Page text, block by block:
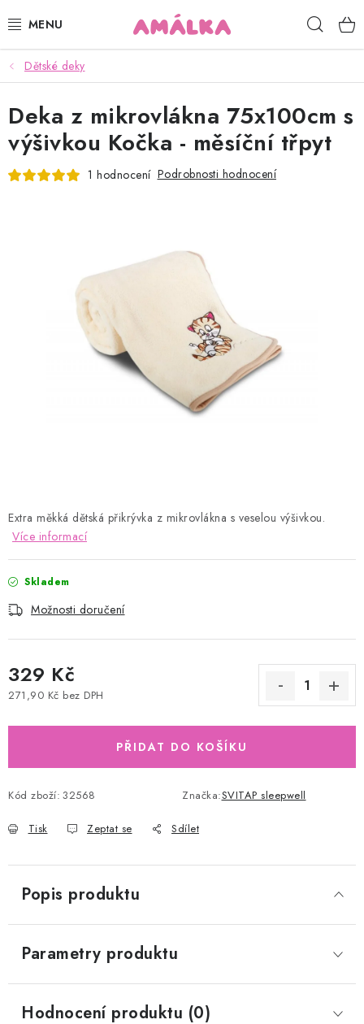
na
KOJENECKÉ, DĚTSKÉ OBLEČENÍ
ČEPICE, RUKAVICE, NÁKRČNÍKY
OSUŠKY, BRYNDÁKY, DEKY, DOPLŇKY
HODNOCENÍ OBCHODU
Proč AMÁLKA?
Doprava a platba
Postup pro vrácení a výměnu
Obchodní podmínky
Dětské deky
Extra měkká dětská přikrývka z mikrovlákna s veselou výšivkou.
Více informací
Skladem
Možnosti doručení
329 Kč
271,90 Kč bez DPH
PŘIDAT DO KOŠÍKU
Kód zboží: 32568 Značka:SVITAP sleepwell
Tisk Zeptat se Sdílet
Deka z mikrovlákna 75x100cm s
výšivkou Kočka - měsíční třpyt
1 hodnocení Podrobnosti hodnocení
Popis produktu
Parametry produktu
Hodnocení produktu (0)